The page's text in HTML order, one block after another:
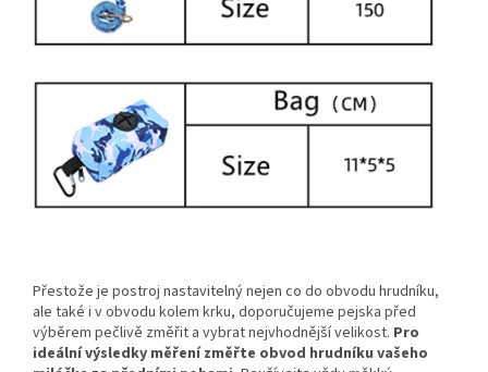
Přestože je postroj nastavitelný nejen co do obvodu hrudníku,
ale také i v obvodu kolem krku, doporučujeme pejska před
výběrem pečlivě změřit a vybrat nejvhodnější velikost. Pro
ideální výsledky měření změřte obvod hrudníku vašeho